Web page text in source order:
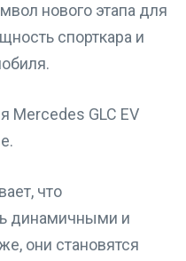
нового этапа для
спорткара и
что
динамичными и
они становятся